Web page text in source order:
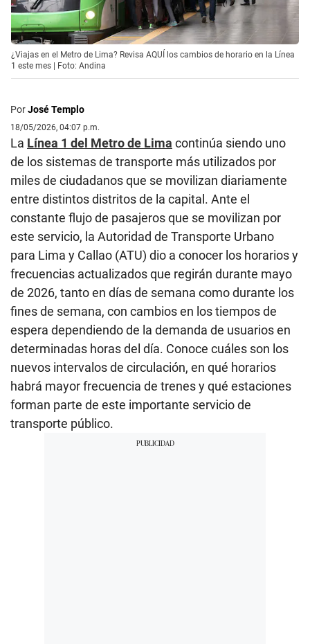
¿Viajas en el Metro de Lima? Revisa AQUÍ los cambios de horario en la Línea
1 este mes | Foto: Andina
PorJosé Templo
18/05/2026, 04:07 p.m.
La Línea 1 del Metro de Lima continúa siendo uno
de los sistemas de transporte más utilizados por
miles de ciudadanos que se movilizan diariamente
entre distintos distritos de la capital. Ante el
constante flujo de pasajeros que se movilizan por
este servicio, la Autoridad de Transporte Urbano
para Lima y Callao (ATU) dio a conocer los horarios y
frecuencias actualizados que regirán durante mayo
de 2026, tanto en días de semana como durante los
fines de semana, con cambios en los tiempos de
espera dependiendo de la demanda de usuarios en
determinadas horas del día. Conoce cuáles son los
nuevos intervalos de circulación, en qué horarios
habrá mayor frecuencia de trenes y qué estaciones
forman parte de este importante servicio de
transporte público.